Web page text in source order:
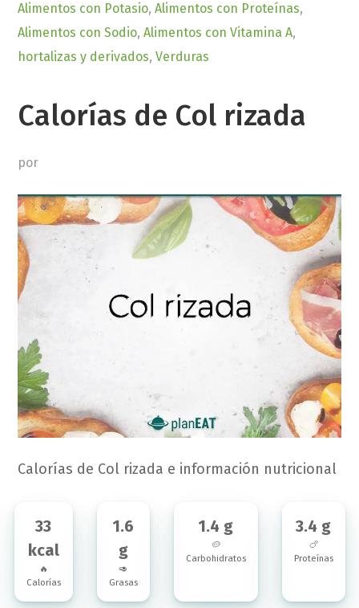
Alimentos con Potasio,Alimentos con Proteínas,
Alimentos con Sodio,Alimentos con Vitamina A,
hortalizas y derivados,Verduras
Calorías de Col rizada
por
Calorías de Col rizada e información nutricional
33
kcal
🔥
Calorías
1.6
g
🥑
Grasas
1.4 g
🥔
Carbohidratos
3.4 g
🍗
Proteínas